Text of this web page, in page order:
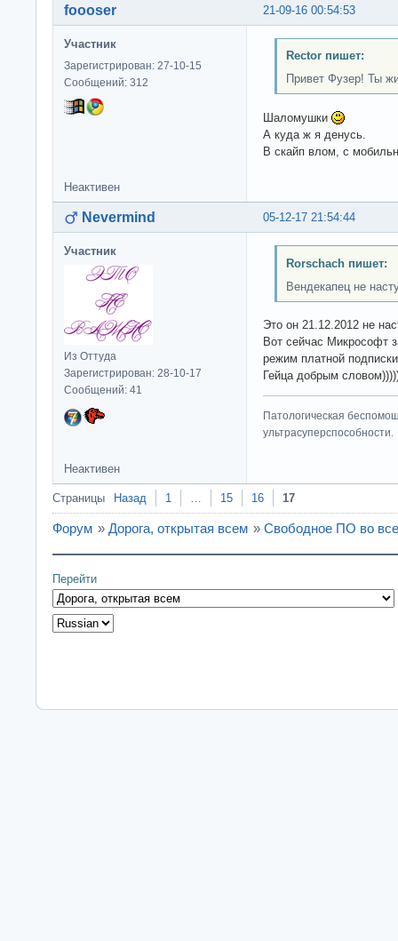
21-09-16 00:54:53
foooser
Участник
Зарегистрирован: 27-10-15
Сообщений: 312
Rector пишет:
Привет Фузер! Ты
Шаломушки
А куда ж я денусь.
В скайп влом, с
Неактивен
05-12-17 21:54:44
Nevermind
Участник
Из Оттуда
Зарегистрирован: 28-10-17
Сообщений: 41
Rorschach пишет:
Вендекапец не
Это он 21.12.2012 не
Вот сейчас Микрософт
режим платной
Гейца добрым
Патологическая
ультрасуперспособности.
Неактивен
Страницы Назад 1 … 15 16 17
Форум » Дорога, открытая всем » Свободное ПО во
Перейти